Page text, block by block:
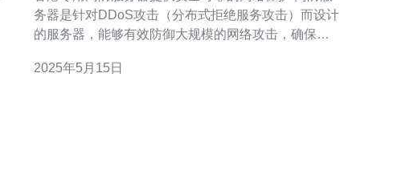
务器是针对DDoS攻击（分布式拒绝服务攻击）而设计
的服务器，能够有效防御大规模的网络攻击，确保网
2025年5月15日